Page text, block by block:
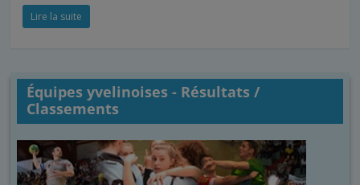
Lire la suite
Équipes yvelinoises - Résultats /
Classements